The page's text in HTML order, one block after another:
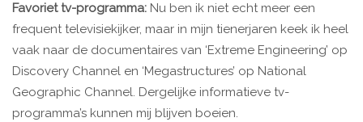
Favoriet tv-programma: Nu ben ik niet echt meer een
frequent televisiekijker, maar in mijn tienerjaren keek ik heel
vaak naar de documentaires van ‘Extreme Engineering’ op
Discovery Channel en ‘Megastructures’ op National
Geographic Channel. Dergelijke informatieve tv-
programma’s kunnen mij blijven boeien.